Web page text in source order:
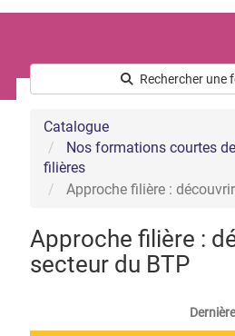
Rechercher une
Catalogue
Nos formations courtes
filières
Approche filière :
Approche filière :
secteur du BTP